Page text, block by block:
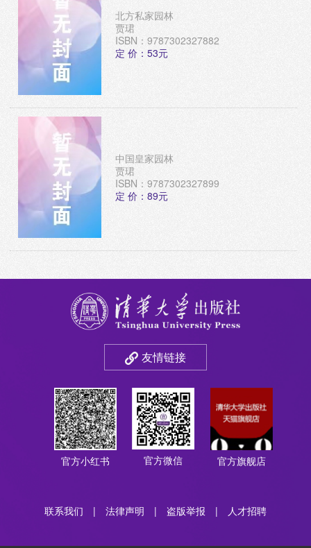
北方私家园林
贾珺
ISBN：9787302327882
定 价：53元
中国皇家园林
贾珺
ISBN：9787302327899
定 价：89元
友情链接
官方小红书 官方微信 官方旗舰店
联系我们 | 法律声明 | 盗版举报 | 人才招聘